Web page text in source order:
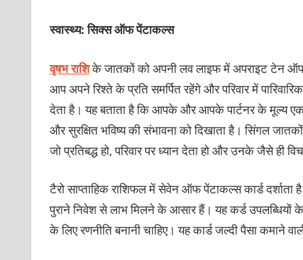
स्वास्थ्य: सिक्‍स ऑफ पेंटाकल्‍स
वृषभ राशिके जातकों को अपनी लव लाइफ में अपराइट टेन ऑफ
आप अपने रिश्‍ते के प्रति समर्पित रहेंगे और परिवार में
देता है। यह बताता है कि आपके और आपके पार्टनर के मूल्‍य एक
और सुरक्षित भविष्‍य की संभावना को दिखाता है। सिंगल
जो प्रतिबद्ध हो, परिवार पर ध्‍यान देता हो और उनके जैसे ही
टैरो साप्‍ताहिक राशिफल में सेवेन ऑफ पेंटाकल्‍स कार्ड
पुराने निवेश से लाभ मिलने के आसार हैं। यह कर्ड
के लिए रणनीति बनानी चाहिए। यह कार्ड जल्‍दी पैसा कमाने